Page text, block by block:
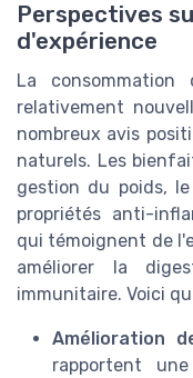
Perspectives
d'expérience
La
relativement
nombreux avis
naturels. Les
gestion du poids,
propriétés anti-
qui témoignent de
améliorer la
immunitaire. Voici
Amélioration
rapportent